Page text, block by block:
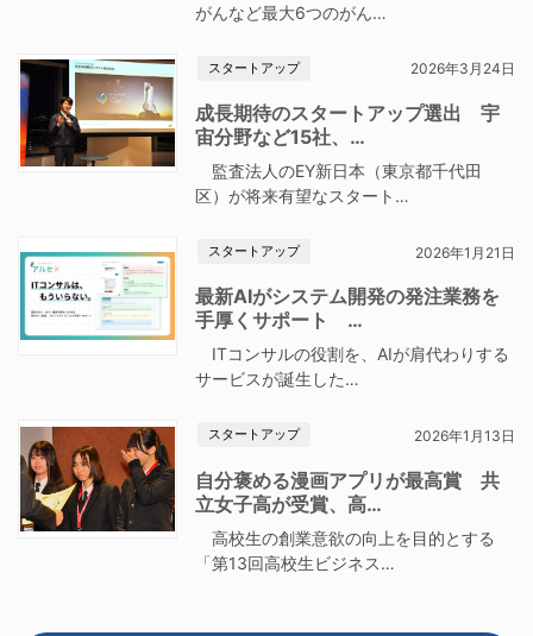
がんなど最大6つのがん…
スタートアップ 2026年3月24日
成長期待のスタートアップ選出 宇
宙分野など15社、…
監査法人のEY新日本（東京都千代田
区）が将来有望なスタート…
スタートアップ 2026年1月21日
最新AIがシステム開発の発注業務を
手厚くサポート …
ITコンサルの役割を、AIが肩代わりする
サービスが誕生した…
スタートアップ 2026年1月13日
自分褒める漫画アプリが最高賞 共
立女子高が受賞、高…
高校生の創業意欲の向上を目的とする
「第13回高校生ビジネス…